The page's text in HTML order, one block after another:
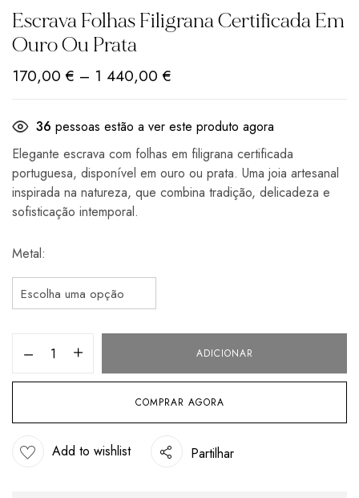
Escrava Folhas Filigrana Certificada Em
Ouro Ou Prata
170,00 € – 1 440,00 €
36 pessoas estão a ver este produto agora
Elegante escrava com folhas em filigrana certificada
portuguesa, disponível em ouro ou prata. Uma joia artesanal
inspirada na natureza, que combina tradição, delicadeza e
sofisticação intemporal.
Metal
ADICIONAR
COMPRAR AGORA
Add to wishlist Partilhar